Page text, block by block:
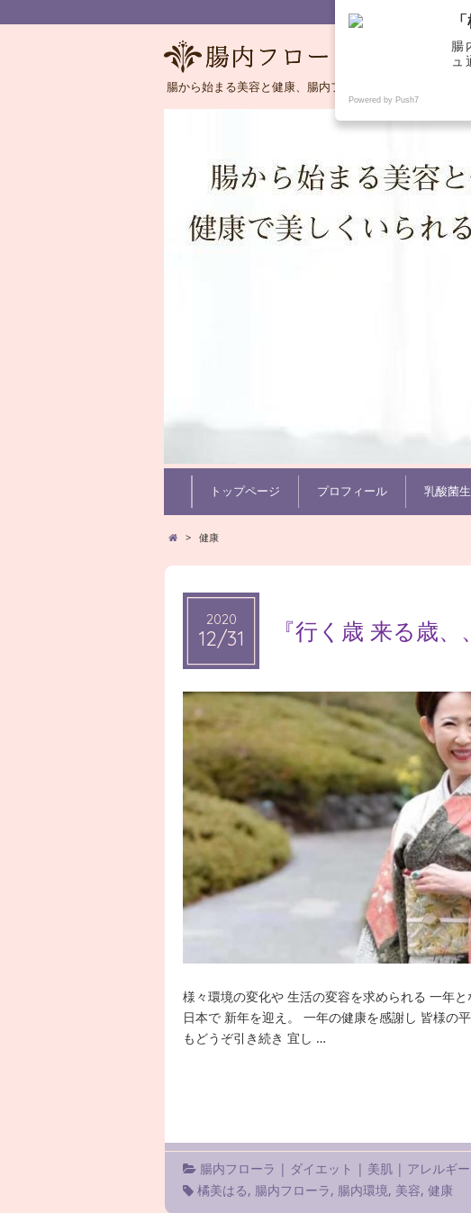
腸から始まる美容と健康、腸内フローラの語りべとして
トップページ プロフィール 乳酸菌
> 健康
2020
12/31
2020
12/31 『行く歳 来る歳、
様々環境の変化や 生活の変容を求められる 一年
日本で 新年を迎え。 一年の健康を感謝し 皆様
もどうぞ引き続き 宜し …
腸内フローラ | ダイエット | 美肌 | アレルギー
橘美はる, 腸内フローラ, 腸内環境, 美容,健康
腸
ュ
Powered by Push7